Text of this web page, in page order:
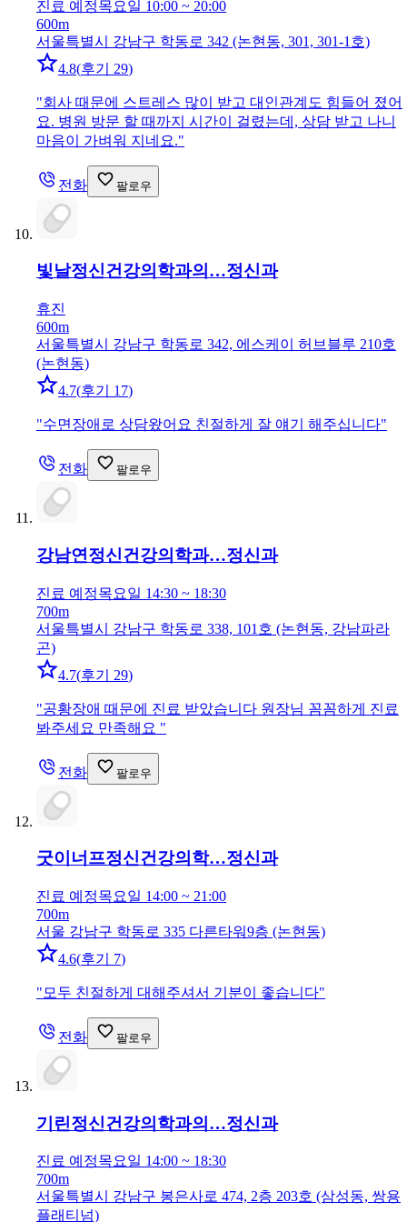
진료 예정목요일 10:00 ~ 20:00
600m
서울특별시 강남구 학동로 342 (논현동, 301, 301-1호)
4.8(후기 29)
"회사 때문에 스트레스 많이 받고 대인관계도 힘들어 졌어
요. 병원 방문 할 때까지 시간이 걸렸는데, 상담 받고 나니
마음이 가벼워 지네요."
전화 팔로우
빛날정신건강의학과의…정신과
휴진
600m
서울특별시 강남구 학동로 342, 에스케이 허브블루 210호
(논현동)
4.7(후기 17)
"수면장애로 상담왔어요 친절하게 잘 얘기 해주십니다"
전화 팔로우
강남연정신건강의학과…정신과
진료 예정목요일 14:30 ~ 18:30
700m
서울특별시 강남구 학동로 338, 101호 (논현동, 강남파라
곤)
4.7(후기 29)
"공황장애 때문에 진료 받았습니다 원장님 꼼꼼하게 진료
봐주세요 만족해요 "
전화 팔로우
굿이너프정신건강의학…정신과
진료 예정목요일 14:00 ~ 21:00
700m
서울 강남구 학동로 335 다른타워9층 (논현동)
4.6(후기 7)
" 모두 친절하게 대해주셔서 기분이 좋습니다"
전화 팔로우
기린정신건강의학과의…정신과
진료 예정목요일 14:00 ~ 18:30
700m
서울특별시 강남구 봉은사로 474, 2층 203호 (삼성동, 쌍용
플래티넘)